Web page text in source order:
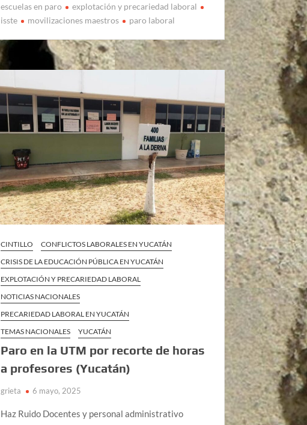
escuelas en paro
explotación y precariedad laboral
isste
movilizaciones maestros paro laboral
CINTILLO
CONFLICTOS LABORALES EN YUCATÁN
CRISIS DE LA EDUCACIÓN PÚBLICA EN YUCATÁN
EXPLOTACIÓN Y PRECARIEDAD LABORAL
NOTICIAS NACIONALES
PRECARIEDAD LABORAL EN YUCATÁN
TEMAS NACIONALES
YUCATÁN
Paro en la UTM por recorte de horas
a profesores (Yucatán)
grieta 6 mayo, 2025
Haz Ruido Docentes y personal administrativo